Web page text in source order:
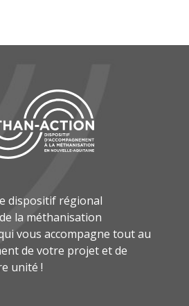
dispositif régional
la méthanisation
vous accompagne tout au
de votre projet et de
unité !